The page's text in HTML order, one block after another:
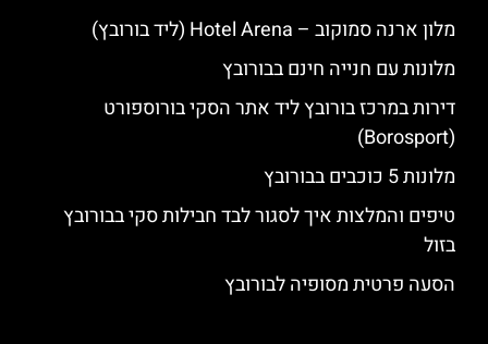
מלון ארנה סמוקוב – Hotel Arena (ליד בורובץ)
מלונות עם חנייה חינם בבורובץ
דירות במרכז בורובץ ליד אתר הסקי בורוספורט
(Borosport)
מלונות 5 כוכבים בבורובץ
טיפים והמלצות איך לסגור לבד חבילות סקי בבורובץ
בזול
הסעה פרטית מסופיה לבורובץ